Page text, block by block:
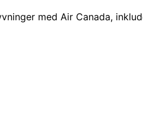
med Air Canada,